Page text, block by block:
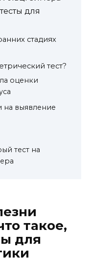
для
стадиях
тест?
оценки
на выявление
тест на
такое,
для